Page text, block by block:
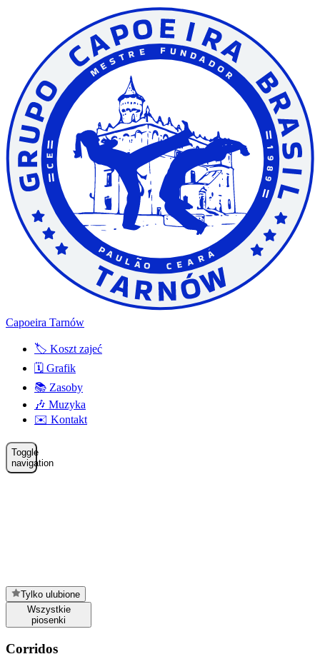
Capoeira Tarnów
🏷️ Koszt zajeć
🗓️ Grafik
📚 Zasoby
🎶 Muzyka
✉️ Kontakt
Toggle
navigation
Tylko ulubione
Wszystkie
piosenki
Corridos